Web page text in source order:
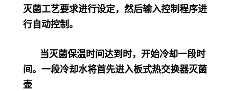
灭菌工艺要求进行设定，然后输入控制程序进
行自动控制。
当灭菌保温时间达到时，开始冷却一段时
间。一段冷却水将首先进入板式热交换器灭菌
壶